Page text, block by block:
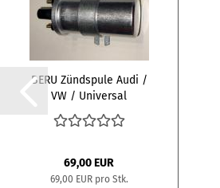
BERU Zündspule Audi /
VW / Universal
69,00 EUR
69,00 EUR pro Stk.